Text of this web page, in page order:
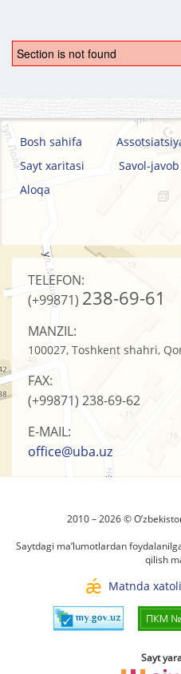
Section is not found
Bosh sahifa
Sayt xaritasi
Savol-javob
Aloqa
TELEFON:
(+99871) 238-69-61
MANZIL:
100027, Toshkent shahri,
FAX:
(+99871) 238-69-62
E-MAIL:
office@uba.uz
2010 – 2026 ©
Saytdagi ma’lumotlardan
qilish
Matnda
Sayt